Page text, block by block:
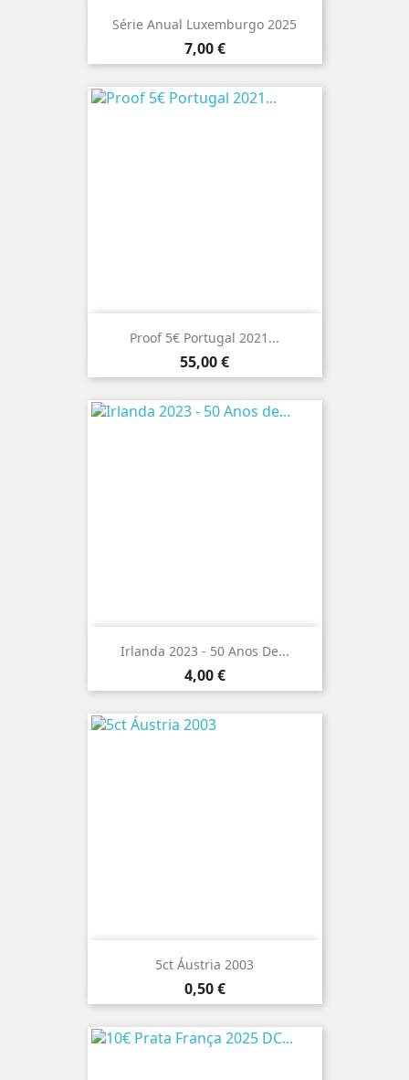
Série Anual Luxemburgo 2025
Preço
7,00 €
Proof 5€ Portugal 2021...
Preço
55,00 €
Irlanda 2023 - 50 Anos De...
Preço
4,00 €
5ct Áustria 2003
Preço
0,50 €